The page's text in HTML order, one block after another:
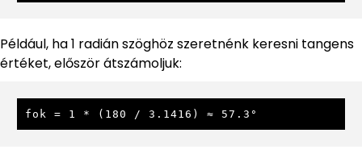
Például, ha 1 radián szöghöz szeretnénk keresni tangens
értéket, először átszámoljuk:
fok = 1 * (180 / 3.1416) ≈ 57.3°